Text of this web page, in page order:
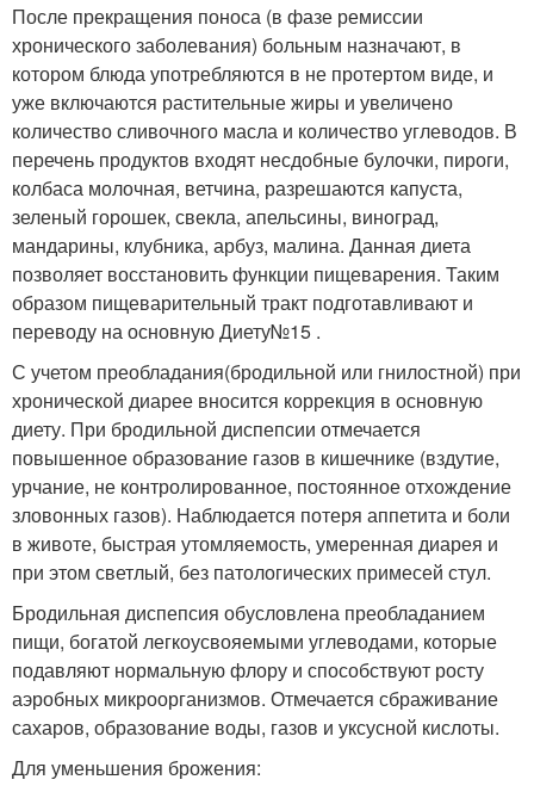
После прекращения поноса (в фазе ремиссии
хронического заболевания) больным назначают, в
котором блюда употребляются в не протертом виде, и
уже включаются растительные жиры и увеличено
количество сливочного масла и количество углеводов. В
перечень продуктов входят несдобные булочки, пироги,
колбаса молочная, ветчина, разрешаются капуста,
зеленый горошек, свекла, апельсины, виноград,
мандарины, клубника, арбуз, малина. Данная диета
позволяет восстановить функции пищеварения. Таким
образом пищеварительный тракт подготавливают и
переводу на основную Диету№15 .
С учетом преобладания(бродильной или гнилостной) при
хронической диарее вносится коррекция в основную
диету. При бродильной диспепсии отмечается
повышенное образование газов в кишечнике (вздутие,
урчание, не контролированное, постоянное отхождение
зловонных газов). Наблюдается потеря аппетита и боли
в животе, быстрая утомляемость, умеренная диарея и
при этом светлый, без патологических примесей стул.
Бродильная диспепсия обусловлена преобладанием
пищи, богатой легкоусвояемыми углеводами, которые
подавляют нормальную флору и способствуют росту
аэробных микроорганизмов. Отмечается сбраживание
сахаров, образование воды, газов и уксусной кислоты.
Для уменьшения брожения: